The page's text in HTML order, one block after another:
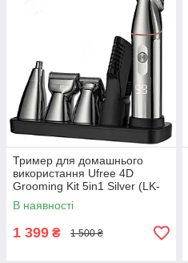
Тример для домашнього
використання Ufree 4D
Grooming Kit 5in1 Silver (LK-
891)
В наявності
1 399 ₴ 1 500 ₴